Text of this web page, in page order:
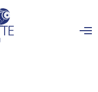
O